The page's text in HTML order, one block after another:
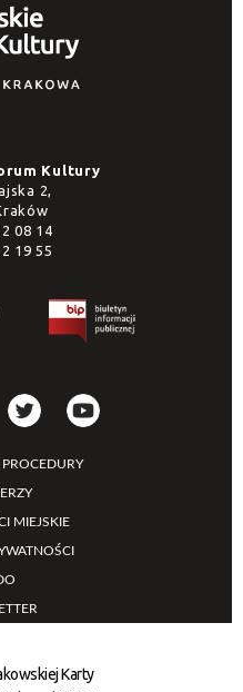
Kultury
2,
08 14
19 55
MIEJSKIE
Karty